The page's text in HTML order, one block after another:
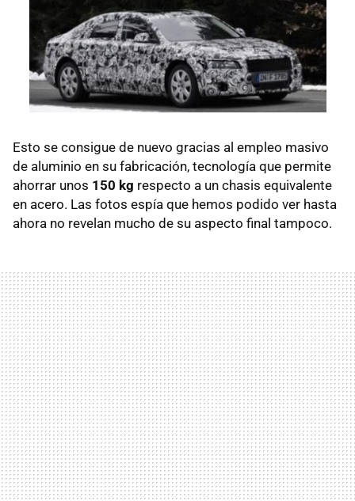
Esto se consigue de nuevo gracias al empleo masivo
de aluminio en su fabricación, tecnología que permite
ahorrar unos 150 kg respecto a un chasis equivalente
en acero. Las fotos espía que hemos podido ver hasta
ahora no revelan mucho de su aspecto final tampoco.